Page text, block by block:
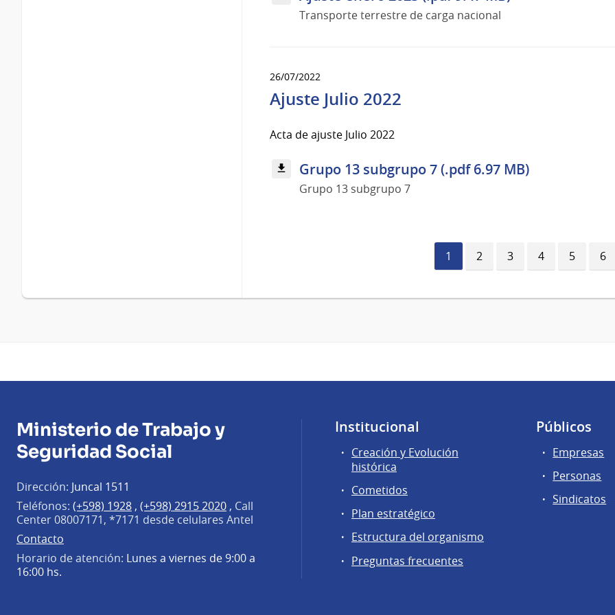
Transporte terrestre de carga nacional
26/07/2022
Ajuste Julio 2022
Acta de ajuste Julio 2022
Grupo 13 subgrupo 7 (.pdf 6.97 MB)
Grupo 13 subgrupo 7
Página
actual
1 Página
2 Página
3 Página
4 Página
5 6
Ministerio de Trabajo y
Seguridad Social
Dirección: Juncal 1511
Teléfonos: (+598) 1928 , (+598) 2915 2020 , Call
Center 08007171, *7171 desde celulares Antel
Contacto
Horario de atención: Lunes a viernes de 9:00 a
16:00 hs.
Institucional
Creación y Evolución
histórica
Cometidos
Plan estratégico
Estructura del organismo
Preguntas frecuentes
Públicos
Empresas
Personas
Sindicatos